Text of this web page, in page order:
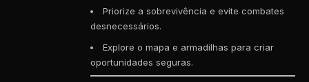
Priorize a sobrevivência e evite combates
desnecessários.
Explore o mapa e armadilhas para criar
oportunidades seguras.